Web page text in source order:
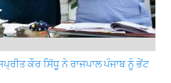
ਕੌਰ ਸਿੱਧੂ ਨੇ ਰਾਜਪਾਲ ਪੰਜਾਬ ਨੂੰ ਭੇਂਟ